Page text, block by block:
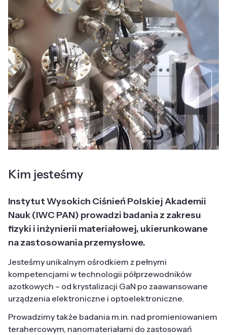
Kim jesteśmy
Instytut Wysokich Ciśnień Polskiej Akademii
Nauk (IWC PAN) prowadzi badania z zakresu
fizyki i inżynierii materiałowej, ukierunkowane
na zastosowania przemysłowe.
Jesteśmy unikalnym ośrodkiem z pełnymi
kompetencjami w technologii półprzewodników
azotkowych – od krystalizacji GaN po zaawansowane
urządzenia elektroniczne i optoelektroniczne.
Prowadzimy także badania m.in. nad promieniowaniem
terahercowym, nanomateriałami do zastosowań